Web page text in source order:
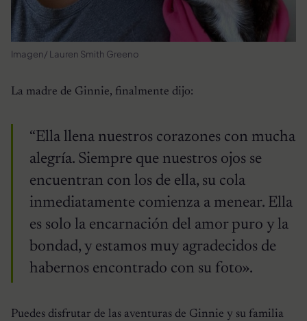
Imagen/ Lauren Smith Greeno
La madre de Ginnie, finalmente dijo:
“Ella llena nuestros corazones con mucha
alegría. Siempre que nuestros ojos se
encuentran con los de ella, su cola
inmediatamente comienza a menear. Ella
es solo la encarnación del amor puro y la
bondad, y estamos muy agradecidos de
habernos encontrado con su foto».
Puedes disfrutar de las aventuras de Ginnie y su familia